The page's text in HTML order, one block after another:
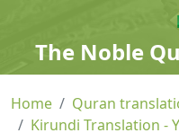
The Noble
Home
Quran
Kirundi Translation -